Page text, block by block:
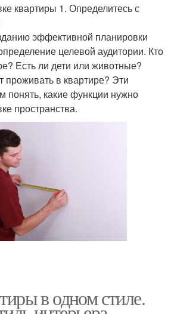
квартиры 1. Определитесь с
эффективной планировки
целевой аудитории. Кто
Есть ли дети или животные?
проживать в квартире? Эти
понять, какие функции нужно
пространства.
в одном стиле.